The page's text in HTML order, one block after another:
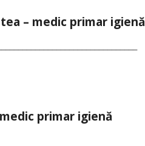
– medic primar igienă
primar igienă